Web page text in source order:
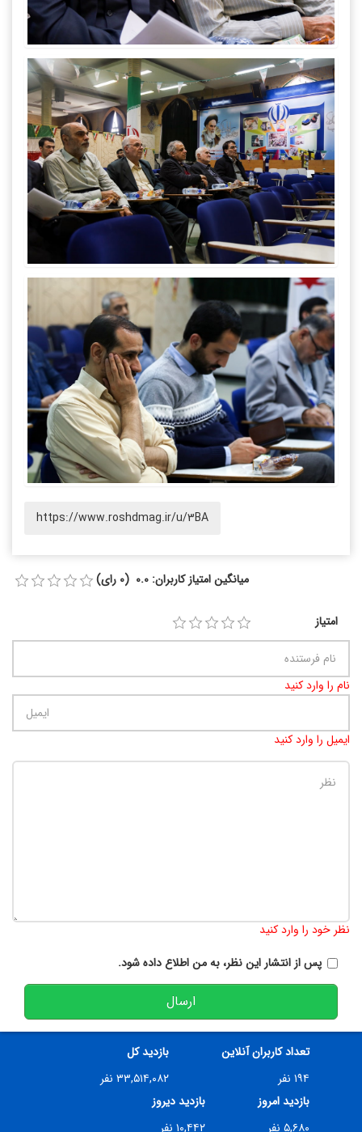
https://www.roshdmag.ir/u/3BA
میانگین امتیاز کاربران: 0.0 (0 رای)
امتیاز
نام را وارد کنید
ایمیل را وارد کنید
نظر خود را وارد کنید
پس از انتشار این نظر، به من اطلاع داده شود.
ارسال
تعداد کاربران آنلاین
۱۹۴ نفر
بازدید کل
۳۳,۵۱۴,۰۸۲ نفر
بازدید امروز
۵,۶۸۰ نفر
بازدید دیروز
۱۰,۴۴۲ نفر